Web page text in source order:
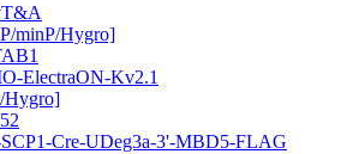
minP/Hygro]
ElectraON-Kv2.1
Hygro]
Cre-UDeg3a-3'-MBD5-FLAG